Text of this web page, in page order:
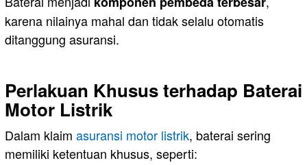
karena nilainya mahal dan tidak selalu otomatis
ditanggung asuransi.
Perlakuan Khusus terhadap Baterai
Motor Listrik
Dalam klaim asuransi motor listrik, baterai sering
memiliki ketentuan khusus, seperti: